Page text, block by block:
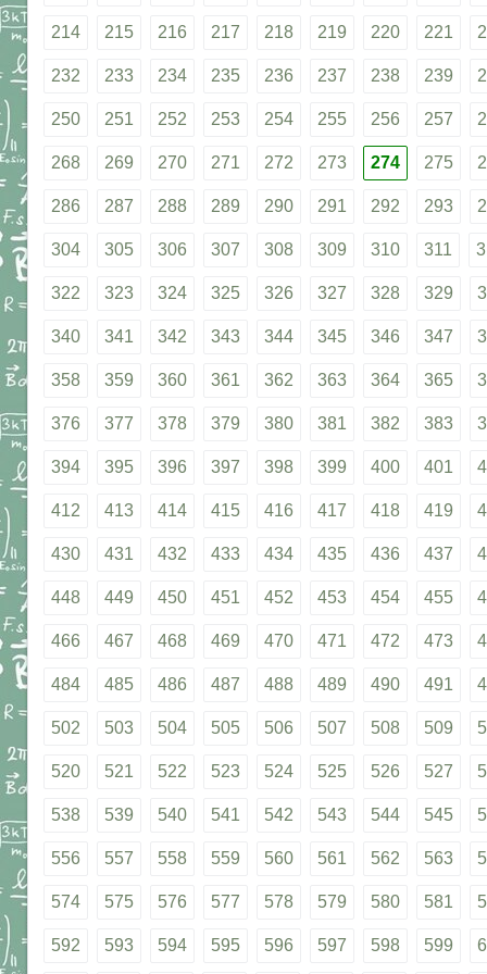
214 215 216 217 218 219 220 221
232 233 234 235 236 237 238 239
250 251 252 253 254 255 256 257
268 269 270 271 272 273 274 275
286 287 288 289 290 291 292 293
304 305 306 307 308 309 310 311
322 323 324 325 326 327 328 329
340 341 342 343 344 345 346 347
358 359 360 361 362 363 364 365
376 377 378 379 380 381 382 383
394 395 396 397 398 399 400 401
412 413 414 415 416 417 418 419
430 431 432 433 434 435 436 437
448 449 450 451 452 453 454 455
466 467 468 469 470 471 472 473
484 485 486 487 488 489 490 491
502 503 504 505 506 507 508 509
520 521 522 523 524 525 526 527
538 539 540 541 542 543 544 545
556 557 558 559 560 561 562 563
574 575 576 577 578 579 580 581
592 593 594 595 596 597 598 599